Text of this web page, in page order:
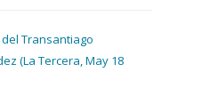
Transantiago
(La Tercera, May 18